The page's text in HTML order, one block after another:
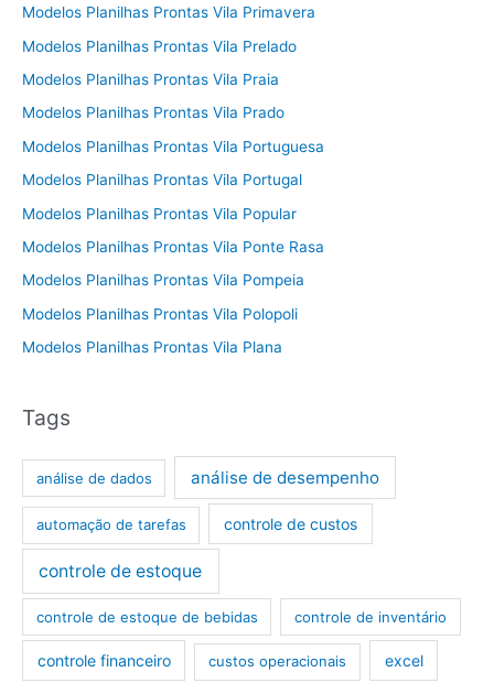
Modelos Planilhas Prontas Vila Primavera
Modelos Planilhas Prontas Vila Prelado
Modelos Planilhas Prontas Vila Praia
Modelos Planilhas Prontas Vila Prado
Modelos Planilhas Prontas Vila Portuguesa
Modelos Planilhas Prontas Vila Portugal
Modelos Planilhas Prontas Vila Popular
Modelos Planilhas Prontas Vila Ponte Rasa
Modelos Planilhas Prontas Vila Pompeia
Modelos Planilhas Prontas Vila Polopoli
Modelos Planilhas Prontas Vila Plana
Tags
análise de dados análise de desempenho
automação de tarefas controle de custos
controle de estoque
controle de estoque de bebidas controle de inventário
controle financeiro custos operacionais excel